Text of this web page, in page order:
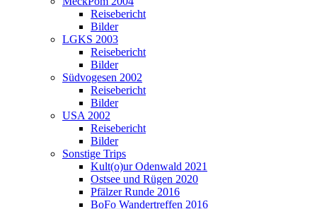
Reisebericht
Bilder
LGKS 2003
Reisebericht
Bilder
Südvogesen 2002
Reisebericht
Bilder
USA 2002
Reisebericht
Bilder
Sonstige Trips
Kult(o)ur Odenwald 2021
Ostsee und Rügen 2020
Pfälzer Runde 2016
BoFo Wandertreffen 2016